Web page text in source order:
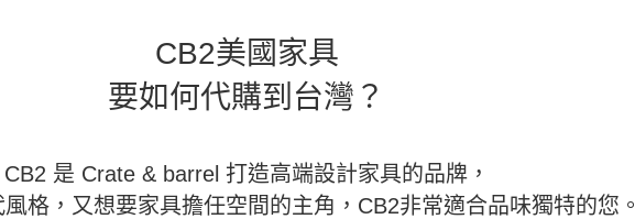
CB2美國家具
要如何代購到台灣？
CB2 是 Crate & barrel 打造高端設計家具的品牌，
格，又想要家具擔任空間的主角，CB2非常適合品味獨特的您。